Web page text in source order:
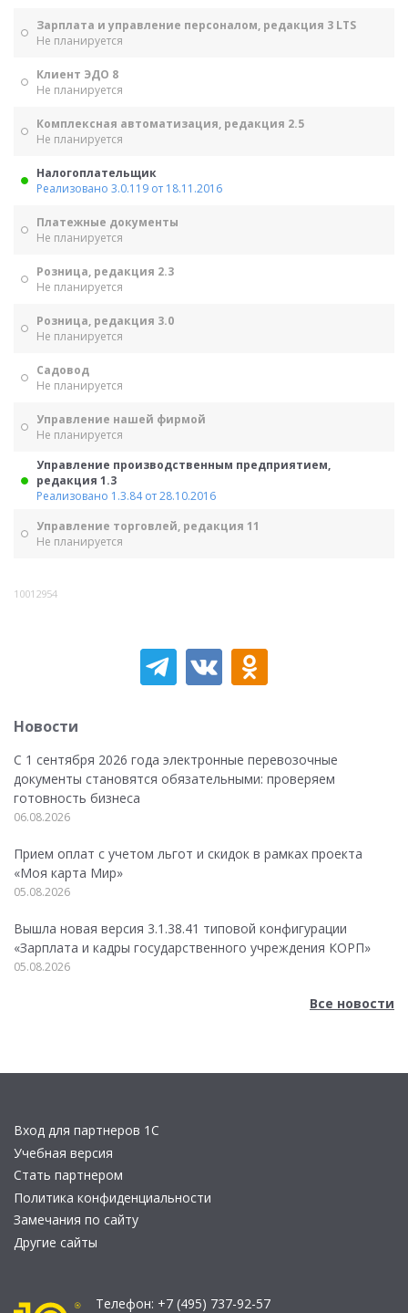
Зарплата и управление персоналом, редакция 3 LTS
Не планируется
Клиент ЭДО 8
Не планируется
Комплексная автоматизация, редакция 2.5
Не планируется
Налогоплательщик
Реализовано 3.0.119 от 18.11.2016
Платежные документы
Не планируется
Розница, редакция 2.3
Не планируется
Розница, редакция 3.0
Не планируется
Садовод
Не планируется
Управление нашей фирмой
Не планируется
Управление производственным предприятием,
редакция 1.3
Реализовано 1.3.84 от 28.10.2016
Управление торговлей, редакция 11
Не планируется
10012954
Новости
С 1 сентября 2026 года электронные перевозочные
документы становятся обязательными: проверяем
готовность бизнеса
06.08.2026
Прием оплат с учетом льгот и скидок в рамках проекта
«Моя карта Мир»
05.08.2026
Вышла новая версия 3.1.38.41 типовой конфигурации
«Зарплата и кадры государственного учреждения КОРП»
05.08.2026
Все новости
Вход для партнеров 1С
Учебная версия
Стать партнером
Политика конфиденциальности
Замечания по сайту
Другие сайты
Телефон: +7 (495) 737-92-57